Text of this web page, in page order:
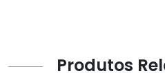
Produtos